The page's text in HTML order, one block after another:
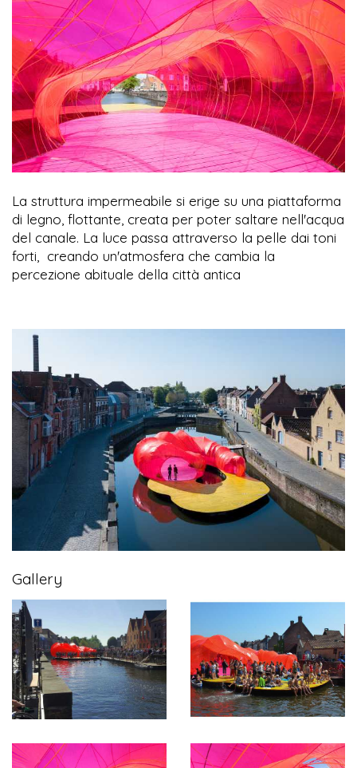
La struttura impermeabile si erige su una piattaforma
di legno, flottante, creata per poter saltare nell'acqua
del canale. La luce passa attraverso la pelle dai toni
forti,
creando un'atmosfera che cambia la
percezione abituale della città antica
Gallery